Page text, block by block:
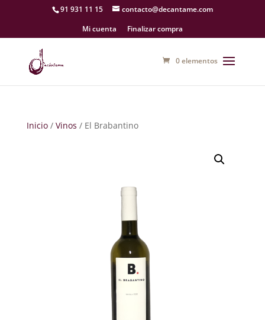
91 931 11 15
contacto@decantame.com
Mi cuenta
Finalizar compra
0 elementos
Inicio/ Vinos / El Brabantino